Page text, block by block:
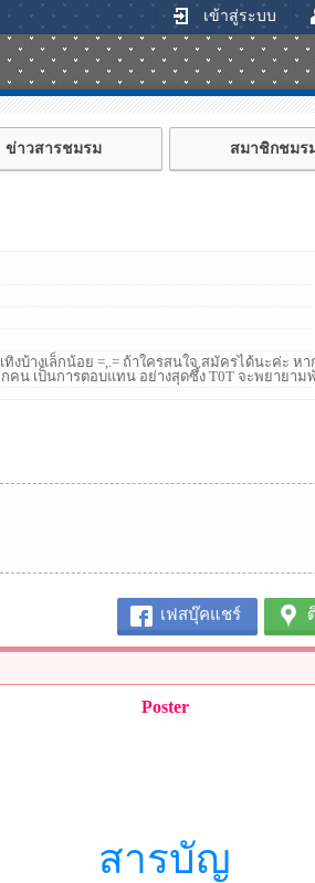
เข้าสู่ระบบ
ข่าวสารชมรม สมาชิกชมร
ทิงบ้างเล็กน้อย =,.= ถ้าใครสนใจ สมัครได้นะค่ะ
คน เป็นการตอบแทน อย่างสุดซึ้ง T0T จะพยายาม
เฟสบุ๊คแชร์
Poster
สารบัญ